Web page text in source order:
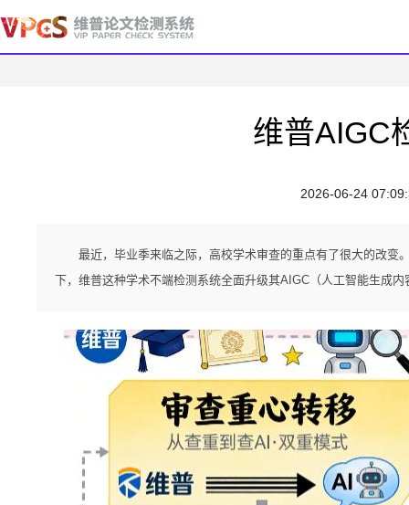
维普AIGC
2026-06-24
最近，毕业季来临之际，高校学术审查的重点有了很大的改
下，维普这种学术不端检测系统全面升级其AIGC（人工智能生成